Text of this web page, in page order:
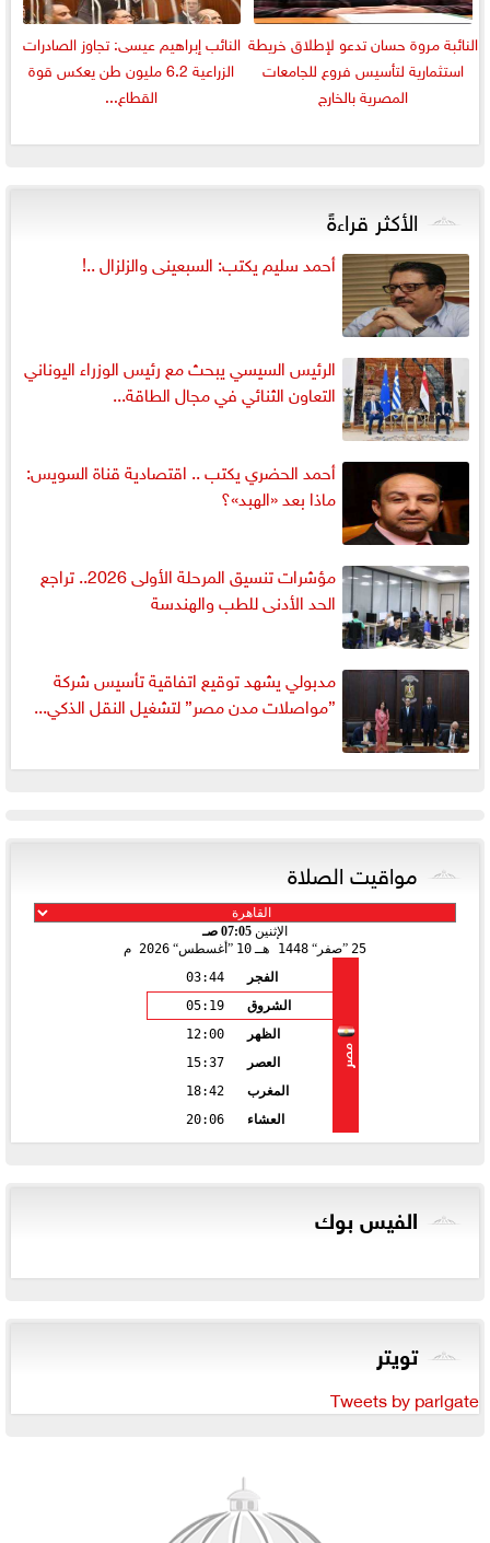
النائبة مروة حسان تدعو لإطلاق خريطة
استثمارية لتأسيس فروع للجامعات
المصرية بالخارج
النائب إبراهيم عيسى: تجاوز الصادرات
الزراعية 6.2 مليون طن يعكس قوة
القطاع...
الأكثر قراءةً
أحمد سليم يكتب: السبعينى والزلزال ..!
الرئيس السيسي يبحث مع رئيس الوزراء اليوناني
التعاون الثنائي في مجال الطاقة...
أحمد الحضري يكتب .. اقتصادية قناة السويس:
ماذا بعد «الهبد»؟
مؤشرات تنسيق المرحلة الأولى 2026.. تراجع
الحد الأدنى للطب والهندسة
مدبولي يشهد توقيع اتفاقية تأسيس شركة
”مواصلات مدن مصر” لتشغيل النقل الذكي...
مواقيت الصلاة
الإثنين 07:05 صـ
25
صفر 1448 هـ 10 أغسطس 2026 م
مصر
الفجر
03:44
الشروق
05:19
الظهر
12:00
العصر
15:37
المغرب
18:42
العشاء
20:06
الفيس بوك
تويتر
Tweets by parlgate